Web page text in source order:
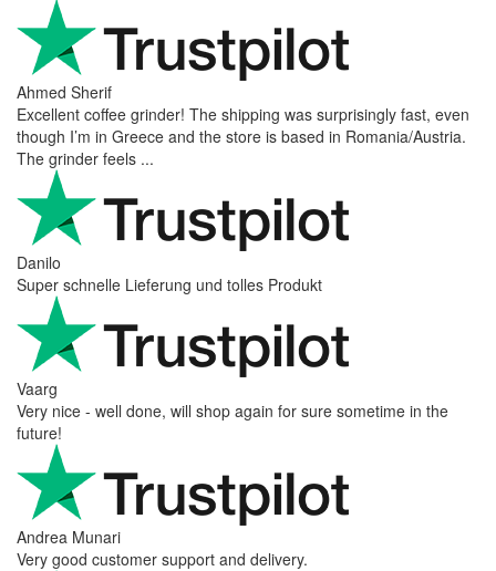
Ahmed Sherif
Excellent coffee grinder! The shipping was surprisingly fast, even
though I’m in Greece and the store is based in Romania/Austria.
The grinder feels ...
Danilo
Super schnelle Lieferung und tolles Produkt
Vaarg
Very nice - well done, will shop again for sure sometime in the
future!
Andrea Munari
Very good customer support and delivery.